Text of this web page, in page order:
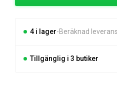
Trimmerhuvud
4 i lager Beräknad
Tillgänglig i 3 butiker